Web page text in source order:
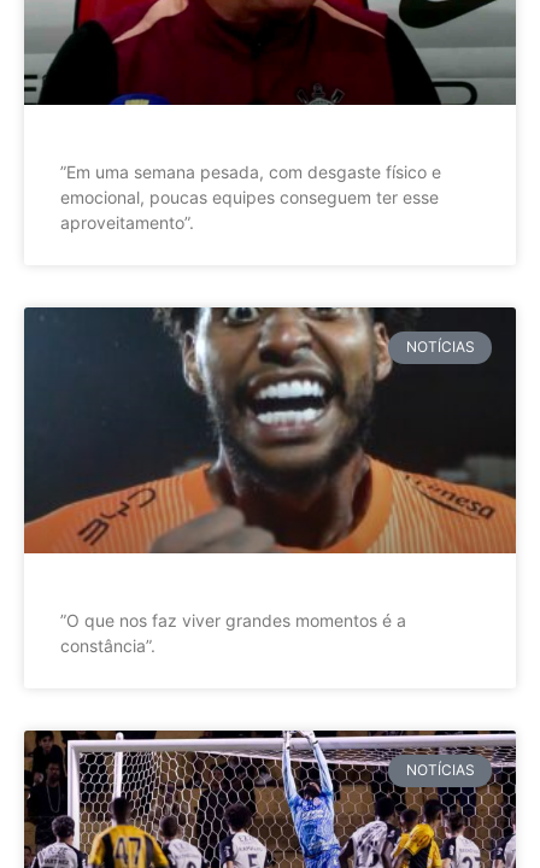
”Em uma semana pesada, com desgaste físico e
emocional, poucas equipes conseguem ter esse
aproveitamento”.
NOTÍCIAS
”O que nos faz viver grandes momentos é a
constância”.
NOTÍCIAS